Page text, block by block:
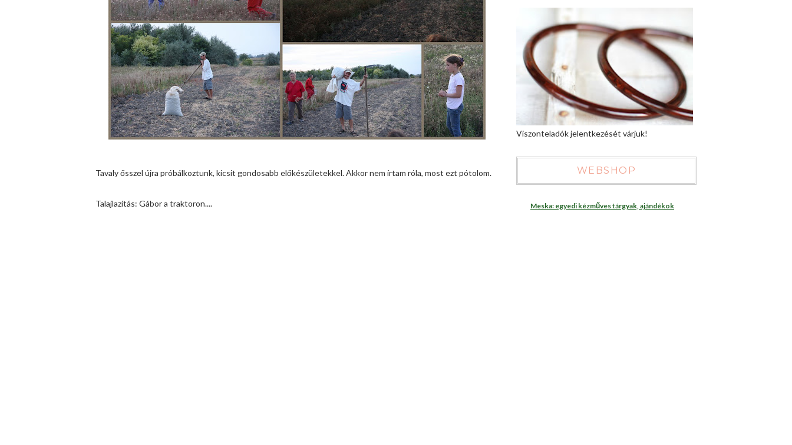
Tavaly ősszel újra próbálkoztunk, kicsit gondosabb előkészületekkel. Akkor nem írtam róla, most ezt pótolom.
Talajlazítás: Gábor a traktoron....
Viszonteladók jelentkezését várjuk!
WEBSHOP
Meska: egyedi kézműves tárgyak, ajándékok